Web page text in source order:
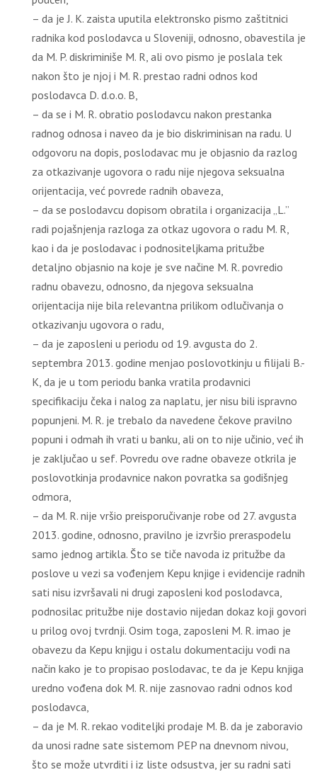
– da je J. K. zaista uputila elektronsko pismo zaštitnici
radnika kod poslodavca u Sloveniji, odnosno, obavestila je
da M. P. diskriminiše M. R, ali ovo pismo je poslala tek
nakon što je njoj i M. R. prestao radni odnos kod
poslodavca D. d.o.o. B,
– da se i M. R. obratio poslodavcu nakon prestanka
radnog odnosa i naveo da je bio diskriminisan na radu. U
odgovoru na dopis, poslodavac mu je objasnio da razlog
za otkazivanje ugovora o radu nije njegova seksualna
orijentacija, već povrede radnih obaveza,
– da se poslodavcu dopisom obratila i organizacija „L.”
radi pojašnjenja razloga za otkaz ugovora o radu M. R,
kao i da je poslodavac i podnositeljkama pritužbe
detaljno objasnio na koje je sve načine M. R. povredio
radnu obavezu, odnosno, da njegova seksualna
orijentacija nije bila relevantna prilikom odlučivanja o
otkazivanju ugovora o radu,
– da je zaposleni u periodu od 19. avgusta do 2.
septembra 2013. godine menjao poslovotkinju u filijali B.-
K, da je u tom periodu banka vratila prodavnici
specifikaciju čeka i nalog za naplatu, jer nisu bili ispravno
popunjeni. M. R. je trebalo da navedene čekove pravilno
popuni i odmah ih vrati u banku, ali on to nije učinio, već ih
je zaključao u sef. Povredu ove radne obaveze otkrila je
poslovotkinja prodavnice nakon povratka sa godišnjeg
odmora,
– da M. R. nije vršio preisporučivanje robe od 27. avgusta
2013. godine, odnosno, pravilno je izvršio preraspodelu
samo jednog artikla. Što se tiče navoda iz pritužbe da
poslove u vezi sa vođenjem Kepu knjige i evidencije radnih
sati nisu izvršavali ni drugi zaposleni kod poslodavca,
podnosilac pritužbe nije dostavio nijedan dokaz koji govori
u prilog ovoj tvrdnji. Osim toga, zaposleni M. R. imao je
obavezu da Kepu knjigu i ostalu dokumentaciju vodi na
način kako je to propisao poslodavac, te da je Kepu knjiga
uredno vođena dok M. R. nije zasnovao radni odnos kod
poslodavca,
– da je M. R. rekao voditeljki prodaje M. B. da je zaboravio
da unosi radne sate sistemom PEP na dnevnom nivou,
što se može utvrditi i iz liste odsustva, jer su radni sati